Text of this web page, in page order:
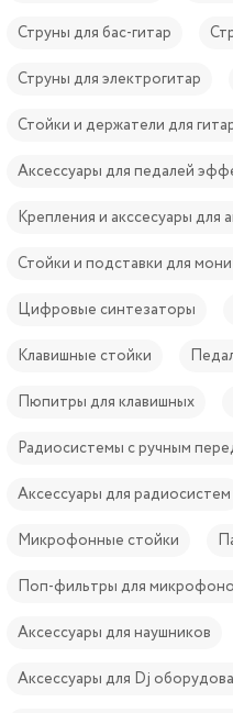
Струны для бас-гитар
Струны для электрогитар
Стойки и держатели для
Аксессуары для педалей
Крепления и акссесуары для
Стойки и подставки для
Цифровые синтезаторы
Клавишные стойки
Пюпитры для клавишных
Радиосистемы с ручным
Аксессуары для радиосистем
Микрофонные стойки
Поп-фильтры для
Аксессуары для наушников
Аксессуары для Dj